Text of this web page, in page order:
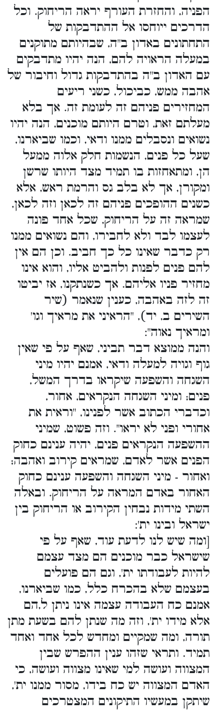
הפניה, והחזרת העורף יראה הריחוק. וכל
הדרכים ייוחסו אל ההתדבקות של
התחתונים באדון ב"ה, שבהיותם מתוקנים
במעלה הראויה להם, הנה יהיו מתדבקים
עם האדון ב"ה בהתדבקות גדול וחיבור של
אהבה ממש, כביכול, כשני ריעים
המחזירים פניהם זה לעומת זה. אך בלא
מעלתם זאת, וטרם היותם מוכנים, הנה יהיו
נשואים ונסבלים ממנו ודאי, וכמו שביארנו,
שעל כל פנים, הנשמות חלק אלוה ממעל
הן, ומתאחזות בו תמיד מצד היותו שרשן
ומקורן, אך לא בלב גס והרמת ראש, אלא
כשנים ההופכים פניהם זה לכאן וזה לכאן,
שמראה זה על הריחוק, שכל אחד פונה
לעצמו לבד ולא לחבירו, והם נשואים ממנו
רק כדבר שאינו כל כך חביב. וכן הם אין
להם פנים לפנות ולהביט אליו, והוא אינו
מחזיר פניו אליהם. אך כשנתקנו, אז יביטו
זה לזה באהבה, כענין שנאמר (שיר
השירים ב, יד), "הראיני את מראיך וגו'
ומראיך נאוה":
והנה ממוצא דבר תביני, שאף על פי שאין
גוף וגויה למעלה ודאי, אמנם יהיו מיני
השגחה והשפעה שיקראו בדרך המשל,
פנים; ומיני השגחה הנקראים, אחור,
וכדברי הכתוב אשר לפנינו, "וראית את
אחורי ופני לא יראו". וזה פשוט, שמיני
ההשפעה הנקראים פנים, יהיה ענינם כחוק
הפנים אשר לאדם, שמראים קירוב ואהבה;
ואחור - מיני השגחה והשפעה ענינם כחוק
האחור באדם המראה על הריחוק. ובאלה
השתי מידות נבחין הקירוב או הריחוק בין
ישראל ובינו ית':
[ומה שיש לנו לדעת עוד, שאף על פי
שישראל כבר מוכנים הם מצד עצמם
להיות לעבודתו ית', וגם הם פועלים
בעצמם שלא בהכרח כלל, כמו שביארנו,
אמנם כח העבודה עצמה אינו ניתן ל,הם
אלא מידו ית', וזה מה שנתן להם בשעת מתן
תורה, ומה שמקיים ומחדש לכל אחד ואחד
תמיד. ותראי שזהו ענין ההפרש שבין
המצווה ועושה למי שאינו מצווה ועושה, כי
האדם המצווה יש כח בידו, מסור ממנו ית',
שיתקן במעשיו התיקונים המצטרכים